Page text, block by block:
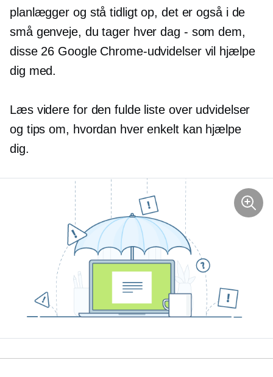
planlægger og stå tidligt op, det er også i de
små genveje, du tager hver dag - som dem,
disse 26 Google Chrome-udvidelser vil hjælpe
dig med.
Læs videre for den fulde liste over udvidelser
og tips om, hvordan hver enkelt kan hjælpe
dig.